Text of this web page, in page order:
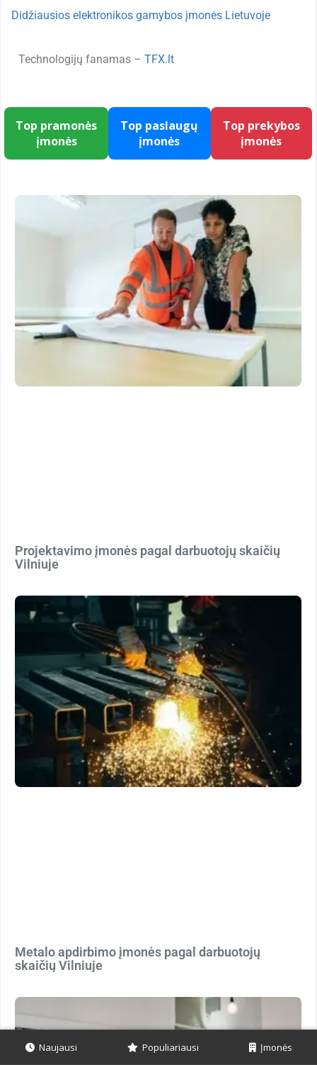
Didžiausios elektronikos gamybos įmonės Lietuvoje
Technologijų fanamas – TFX.lt
Top pramonės
įmonės
Top paslaugų
įmonės
Top prekybos
įmonės
Projektavimo įmonės pagal darbuotojų skaičių
Vilniuje
Metalo apdirbimo įmonės pagal darbuotojų
skaičių Vilniuje
Naujausi Populiariausi Įmonės